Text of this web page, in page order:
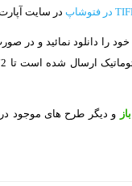
در سایت
را دانلود نمائید و در
و دیگر طرح های موجود